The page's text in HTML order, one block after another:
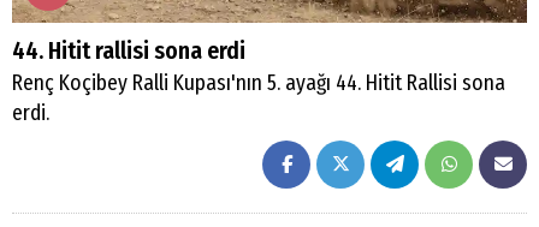
44. Hitit rallisi sona erdi
Renç Koçibey Ralli Kupası'nın 5. ayağı 44. Hitit Rallisi sona
erdi.